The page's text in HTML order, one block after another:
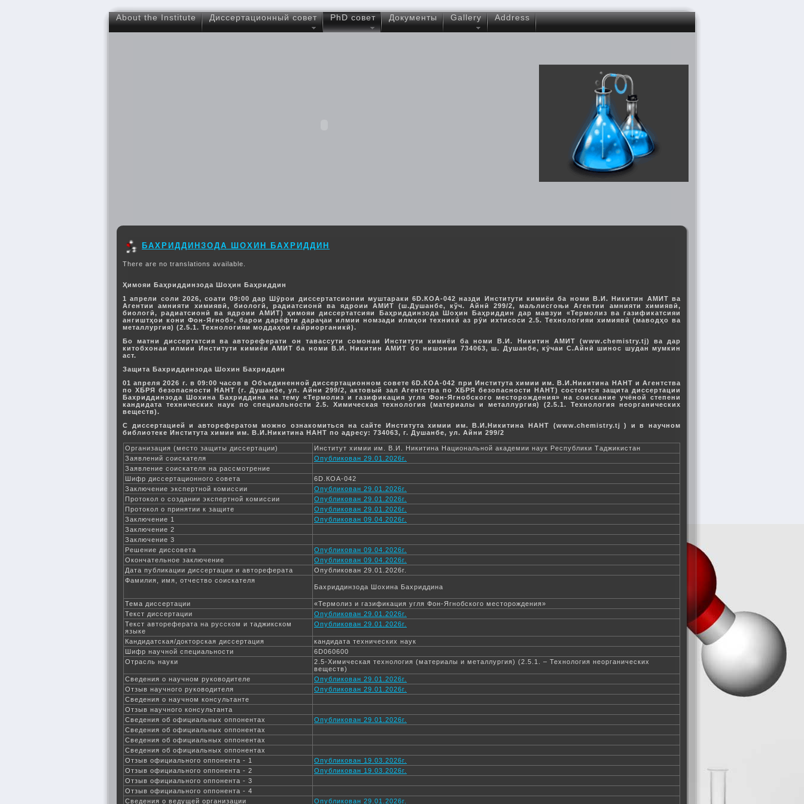
About the Institute Диссертационный совет PhD совет Документы Gallery Address
БАХРИДДИНЗОДА ШОХИН БАХРИДДИН
There are no translations available.
Ҳимояи Баҳриддинзода Шоҳин Баҳриддин
1 апрели соли 2026, соати 09:00 дар Шӯрои диссертатсионии муштараки 6D.КОА-042 назди Институти кимиёи ба номи В.И. Никитин АМИТ ва
Агентии амнияти химиявӣ, биологӣ, радиатсионӣ ва ядроии АМИТ (ш.Душанбе, кўч. Айнӣ 299/2, маљлисгоњи Агентии амнияти химиявӣ,
биологӣ, радиатсионӣ ва ядроии АМИТ) ҳимояи диссертатсияи Баҳриддинзода Шоҳин Баҳриддин дар мавзуи «Термолиз ва газификатсияи
ангиштҳои кони Фон-Яғноб», барои дарёфти дараҷаи илмии номзади илмҳои техникӣ аз рӯи ихтисоси 2.5. Технологияи химиявӣ (маводҳо ва
металлургия) (2.5.1. Технологияи моддаҳои ғайриорганикӣ).
Бо матни диссертатсия ва автореферати он тавассути сомонаи Институти кимиёи ба номи В.И. Никитин АМИТ (www.chemistry.tj) ва дар
китобхонаи илмии Институти кимиёи АМИТ ба номи В.И. Никитин АМИТ бо нишонии 734063, ш. Душанбе, кӯчаи С.Айнӣ шинос шудан мумкин
аст.
Защита Бахриддинзода Шохин Бахриддин
01 апреля 2026 г. в 09:00 часов в Объединенной диссертационном совете 6D.КОА-042 при Института химии им. В.И.Никитина НАНТ и Агентства
по ХБРЯ безопасности НАНТ (г. Душанбе, ул. Айни 299/2, актовый зал Агентства по ХБРЯ безопасности НАНТ) состоится защита диссертации
Бахриддинзода Шохина Бахриддина на тему «Термолиз и газификация угля Фон-Ягнобского месторождения» на соискание учёной степени
кандидата технических наук по специальности 2.5. Химическая технология (материалы и металлургия) (2.5.1. Технология неорганических
веществ).
С диссертацией и авторефератом можно ознакомиться на сайте Института химии им. В.И.Никитина НАНТ (www.chemistry.tj ) и в научном
библиотеке Института химии им. В.И.Никитина НАНТ по адресу: 734063, г. Душанбе, ул. Айни 299/2
Организация (место защиты диссертации)
Институт химии им. В.И. Никитина Национальной академии наук Республики Таджикистан
Заявлений соискателя
Опубликован 29.01.2026г.
Заявление соискателя на рассмотрение
Шифр диссертационного совета
6D.КОА-042
Заключение экспертной комиссии
Опубликован 29.01.2026г.
Протокол о создании экспертной комиссии
Опубликован 29.01.2026г.
Протокол о принятии к защите
Опубликован 29.01.2026г.
Заключение 1
Опубликован 09.04.2026г.
Заключение 2
Заключение 3
Решение диссовета
Опубликован 09.04.2026г.
Окончательное заключение
Опубликован 09.04.2026г.
Дата публикации диссертации и автореферата
Опубликован 29.01.2026г.
Фамилия, имя, отчество соискателя
Бахриддинзода Шохина Бахриддина
Тема диссертации
«Термолиз и газификация угля Фон-Ягнобского месторождения»
Текст диссертации
Опубликован 29.01.2026г.
Текст автореферата на русском и таджикском
языке
Опубликован 29.01.2026г.
Кандидатская/докторская диссертация
кандидата технических наук
Шифр научной специальности
6D060600
Отрасль науки
2.5-Химическая технология (материалы и металлургия) (2.5.1. – Технология неорганических
веществ)
Сведения о научном руководителе
Опубликован 29.01.2026г.
Отзыв научного руководителя
Опубликован 29.01.2026г.
Сведения о научном консультанте
Отзыв научного консультанта
Сведения об официальных оппонентах
Опубликован 29.01.2026г.
Сведения об официальных оппонентах
Сведения об официальных оппонентах
Сведения об официальных оппонентах
Отзыв официального оппонента - 1
Опубликован 19.03.2026г.
Отзыв официального оппонента - 2
Опубликован 19.03.2026г.
Отзыв официального оппонента - 3
Отзыв официального оппонента - 4
Сведения о ведущей организации
Опубликован 29.01.2026г.